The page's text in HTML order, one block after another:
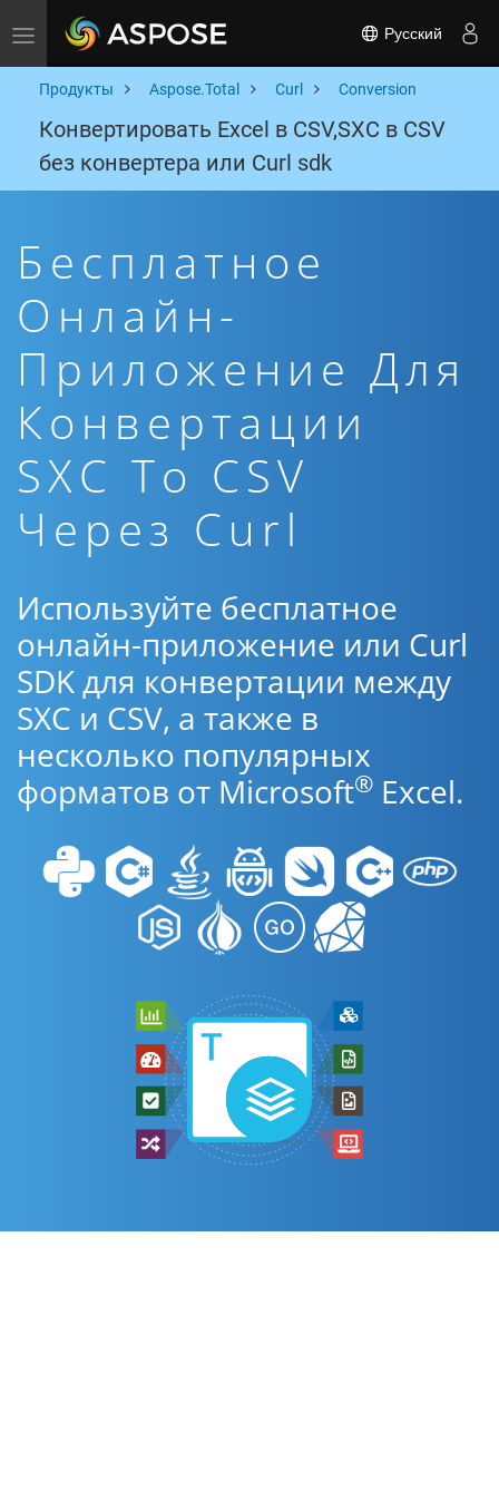
Toggle navigation Русский
Продукты Aspose.Total Curl Conversion
Конвертировать Excel в CSV,SXC в CSV
без конвертера или Curl sdk
Бесплатное
Онлайн-
Приложение Для
Конвертации
SXC To CSV
Через Curl
Используйте бесплатное
онлайн-приложение или Curl
SDK для конвертации между
SXC и CSV, а также в
несколько популярных
форматов от Microsoft® Excel.